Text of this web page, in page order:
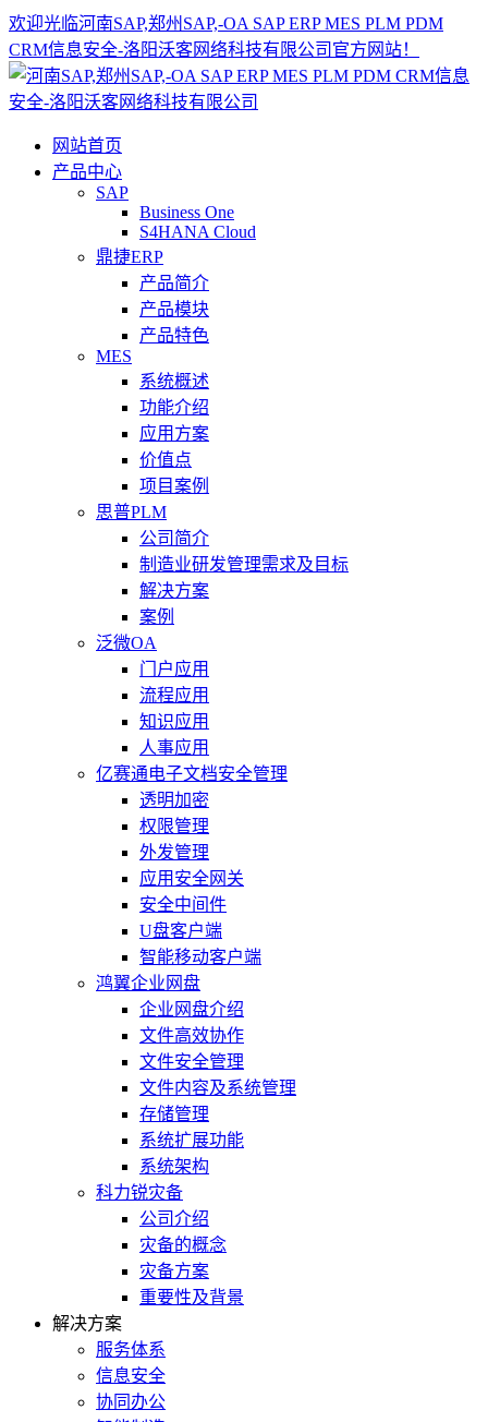
欢迎光临河南SAP,郑州SAP,-OA SAP ERP MES PLM PDM
CRM信息安全-洛阳沃客网络科技有限公司官方网站！
网站首页
产品中心
SAP
Business One
S4HANA Cloud
鼎捷ERP
产品简介
产品模块
产品特色
MES
系统概述
功能介绍
应用方案
价值点
项目案例
思普PLM
公司简介
制造业研发管理需求及目标
解决方案
案例
泛微OA
门户应用
流程应用
知识应用
人事应用
亿赛通电子文档安全管理
透明加密
权限管理
外发管理
应用安全网关
安全中间件
U盘客户端
智能移动客户端
鸿翼企业网盘
企业网盘介绍
文件高效协作
文件安全管理
文件内容及系统管理
存储管理
系统扩展功能
系统架构
科力锐灾备
公司介绍
灾备的概念
灾备方案
重要性及背景
解决方案
服务体系
信息安全
协同办公